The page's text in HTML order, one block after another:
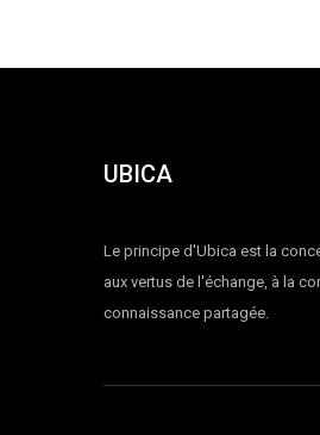
UBICA
Le principe d'Ubica est la
aux vertus de l'échange, à la
connaissance partagée.